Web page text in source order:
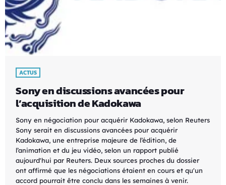
ACTUS
Sony en discussions avancées pour
l’acquisition de Kadokawa
Sony en négociation pour acquérir Kadokawa, selon Reuters
Sony serait en discussions avancées pour acquérir
Kadokawa, une entreprise majeure de l’édition, de
l’animation et du jeu vidéo, selon un rapport publié
aujourd'hui par Reuters. Deux sources proches du dossier
ont affirmé que les négociations étaient en cours et qu'un
accord pourrait être conclu dans les semaines à venir.